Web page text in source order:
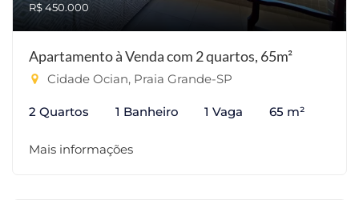
R$ 450.000
Apartamento à Venda com 2 quartos, 65m²
Cidade Ocian, Praia Grande-SP
2 Quartos 1 Banheiro 1 Vaga 65 m²
Mais informações